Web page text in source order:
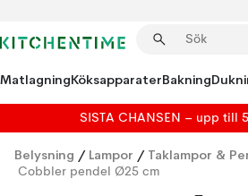
MatlagningKöksapparaterBakning
SISTA CHANSEN – upp till
Belysning / Lampor / Taklampor &
Cobbler pendel Ø25 cm